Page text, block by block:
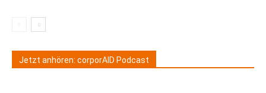
Jetzt anhören: corporAID Podcast